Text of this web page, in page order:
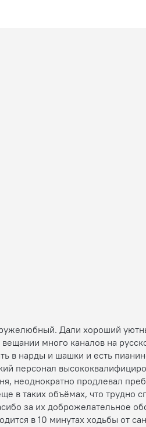
Дали хороший
много каналов на
в нарды и шашки и есть
персонал
неоднократно продлевал
в таких объёмах, что трудно
за их доброжелательное
в 10 минутах ходьбы от